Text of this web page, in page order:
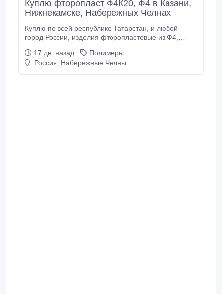
Куплю фторопласт Ф4К20, Ф4 в Казани,
Нижнекамске, Набережных Челнах
Куплю по всей республике Татарстан, и любой
город России, изделия фторопластовые из Ф4,
Трубы Ф4, трубку ф4Д, втулки, стержень, круг, лента
ф4пн, плёнка Ф4 различная, пластины, уплотнение
17 дн. назад
Полимеры
Россия, Набережные Челны